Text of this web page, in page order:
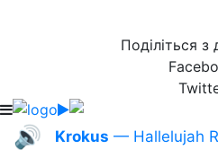
Поділіться з
🔊 Krokus — Hallelujah